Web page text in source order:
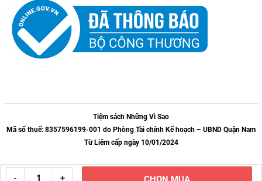
Tiệm sách Những Vì Sao
Mã số thuế: 8357596199-001 do Phòng Tài chính Kế hoạch – UBND Quận Nam
Từ Liêm cấp ngày 10/01/2024
- +